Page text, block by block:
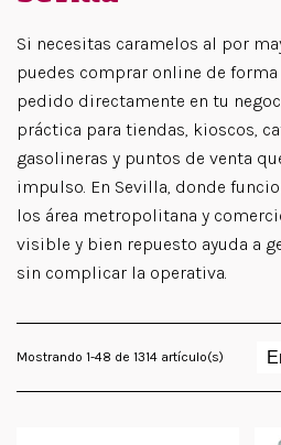
Si necesitas caramelos al por
puedes comprar online de
pedido directamente en tu
práctica para tiendas, kioscos,
gasolineras y puntos de venta
impulso. En Sevilla, donde
los área metropolitana y
visible y bien repuesto ayuda a
sin complicar la operativa.
Mostrando 1-48 de 1314 artículo(s)